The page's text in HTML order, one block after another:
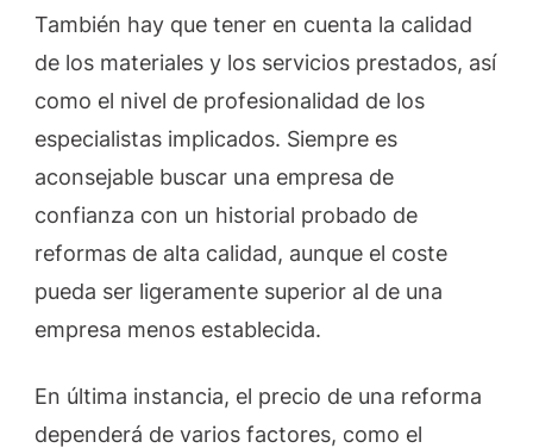
También hay que tener en cuenta la calidad
de los materiales y los servicios prestados, así
como el nivel de profesionalidad de los
especialistas implicados. Siempre es
aconsejable buscar una empresa de
confianza con un historial probado de
reformas de alta calidad, aunque el coste
pueda ser ligeramente superior al de una
empresa menos establecida.
En última instancia, el precio de una reforma
dependerá de varios factores, como el